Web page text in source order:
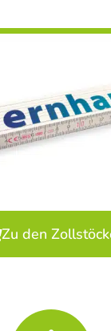
Zu den